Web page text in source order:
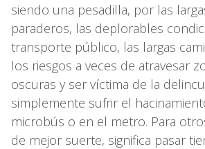
siendo una pesadilla, por las
paraderos, las deplorables
transporte público, las largas
los riesgos a veces de atravesar
oscuras y ser víctima de la
simplemente sufrir el
microbús o en el metro. Para
de mejor suerte, significa pasar